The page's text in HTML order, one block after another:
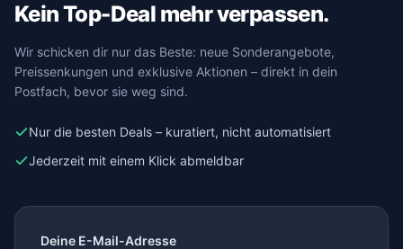
Kein Top-Deal mehr verpassen.
Wir schicken dir nur das Beste: neue Sonderangebote,
Preissenkungen und exklusive Aktionen – direkt in dein
Postfach, bevor sie weg sind.
Nur die besten Deals – kuratiert, nicht automatisiert
Jederzeit mit einem Klick abmeldbar
Deine E-Mail-Adresse